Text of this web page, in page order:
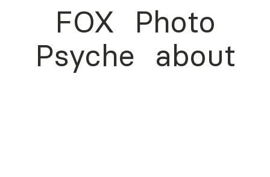
FOX
Photo
Psyche
about